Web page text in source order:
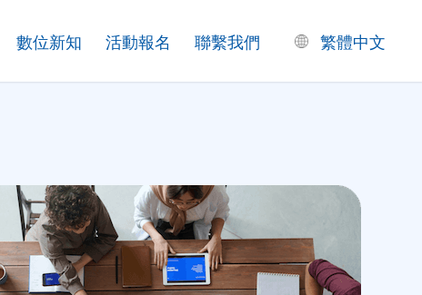
數位新知 活動報名 聯繫我們 繁體中文